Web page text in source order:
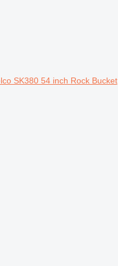
SK380 54 inch Rock Bucket